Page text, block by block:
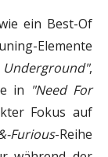
ein Best-Of
Elemente
,
in "Need For
Fokus auf
Furious-Reihe